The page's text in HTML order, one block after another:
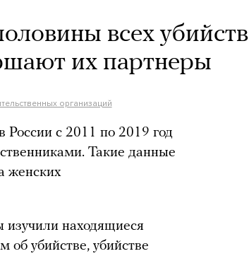
всех убийств
их партнеры
организаций
России с 2011 по 2019 год
Такие данные
женских
находящиеся
об убийстве, убийстве